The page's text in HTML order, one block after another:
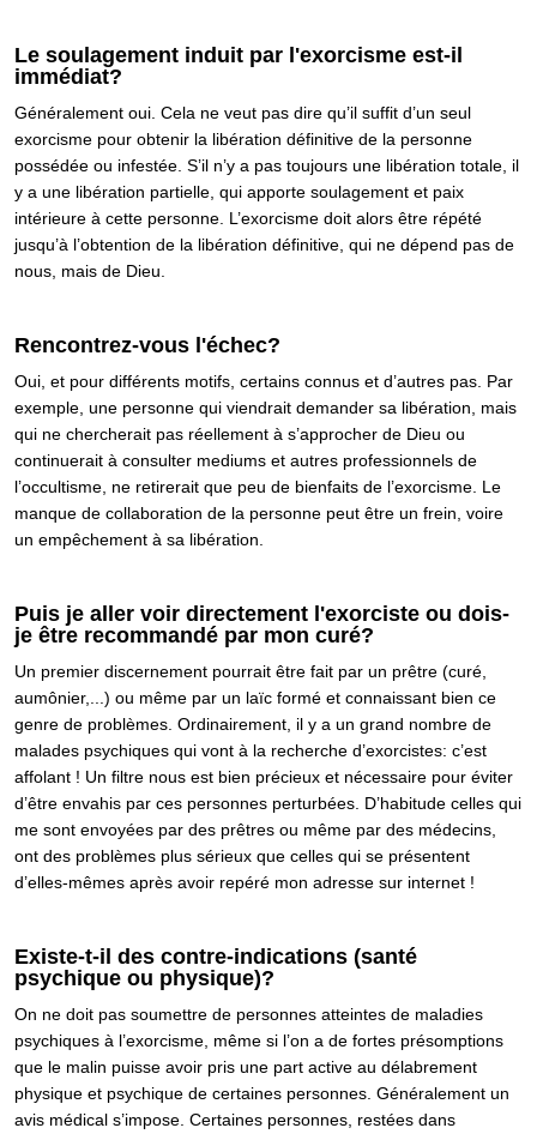
Le soulagement induit par l'exorcisme est-il
immédiat?
Généralement oui. Cela ne veut pas dire qu’il suffit d’un seul
exorcisme pour obtenir la libération définitive de la personne
possédée ou infestée. S’il n’y a pas toujours une libération totale, il
y a une libération partielle, qui apporte soulagement et paix
intérieure à cette personne. L’exorcisme doit alors être répété
jusqu’à l’obtention de la libération définitive, qui ne dépend pas de
nous, mais de Dieu.
Rencontrez-vous l'échec?
Oui, et pour différents motifs, certains connus et d’autres pas. Par
exemple, une personne qui viendrait demander sa libération, mais
qui ne chercherait pas réellement à s’approcher de Dieu ou
continuerait à consulter mediums et autres professionnels de
l’occultisme, ne retirerait que peu de bienfaits de l’exorcisme. Le
manque de collaboration de la personne peut être un frein, voire
un empêchement à sa libération.
Puis je aller voir directement l'exorciste ou dois-
je être recommandé par mon curé?
Un premier discernement pourrait être fait par un prêtre (curé,
aumônier,...) ou même par un laïc formé et connaissant bien ce
genre de problèmes. Ordinairement, il y a un grand nombre de
malades psychiques qui vont à la recherche d’exorcistes: c’est
affolant ! Un filtre nous est bien précieux et nécessaire pour éviter
d’être envahis par ces personnes perturbées. D’habitude celles qui
me sont envoyées par des prêtres ou même par des médecins,
ont des problèmes plus sérieux que celles qui se présentent
d’elles-mêmes après avoir repéré mon adresse sur internet !
Existe-t-il des contre-indications (santé
psychique ou physique)?
On ne doit pas soumettre de personnes atteintes de maladies
psychiques à l’exorcisme, même si l’on a de fortes présomptions
que le malin puisse avoir pris une part active au délabrement
physique et psychique de certaines personnes. Généralement un
avis médical s’impose. Certaines personnes, restées dans